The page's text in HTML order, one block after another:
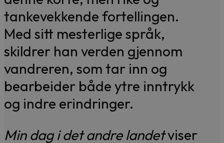
tankevekkende fortellingen.
Med sitt mesterlige språk,
skildrer han verden gjennom
vandreren, som tar inn og
bearbeider både ytre inntrykk
og indre erindringer.
Min dag i det andre landetviser